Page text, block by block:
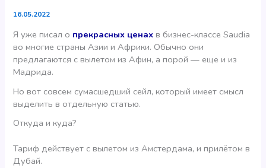
16.05.2022
Я уже писал о прекрасных ценах в бизнес-классе Saudia
во многие страны Азии и Африки. Обычно они
предлагаются с вылетом из Афин, а порой — еще и из
Мадрида.
Но вот совсем сумасшедший сейл, который имеет смысл
выделить в отдельную статью.
Откуда и куда?
Тариф действует с вылетом из Амстердама, и прилётом в
Дубай.